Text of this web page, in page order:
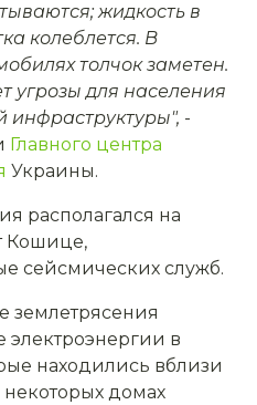
жидкость в
колеблется. В
толчок заметен.
угрозы для населения
инфраструктуры", -
Главного центра
Украины.
располагался на
Кошице,
сейсмических служб.
землетрясения
в
находились вблизи
домах